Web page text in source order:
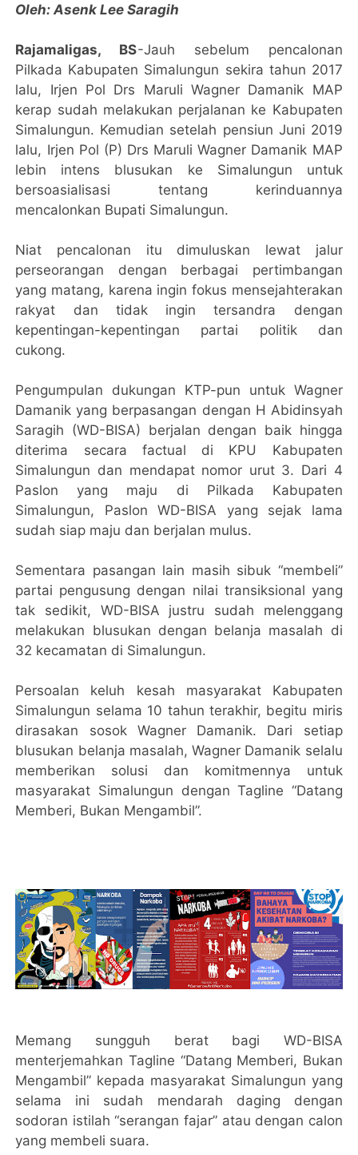
Oleh: Asenk Lee Saragih
Rajamaligas, BS-Jauh sebelum pencalonan
Pilkada Kabupaten Simalungun sekira tahun 2017
lalu, Irjen Pol Drs Maruli Wagner Damanik MAP
kerap sudah melakukan perjalanan ke Kabupaten
Simalungun. Kemudian setelah pensiun Juni 2019
lalu, Irjen Pol (P) Drs Maruli Wagner Damanik MAP
lebin intens blusukan ke Simalungun untuk
bersoasialisasi tentang kerinduannya
mencalonkan Bupati Simalungun.
Niat pencalonan itu dimuluskan lewat jalur
perseorangan dengan berbagai pertimbangan
yang matang, karena ingin fokus mensejahterakan
rakyat dan tidak ingin tersandra dengan
kepentingan-kepentingan partai politik dan
cukong.
Pengumpulan dukungan KTP-pun untuk Wagner
Damanik yang berpasangan dengan H Abidinsyah
Saragih (WD-BISA) berjalan dengan baik hingga
diterima secara factual di KPU Kabupaten
Simalungun dan mendapat nomor urut 3. Dari 4
Paslon yang maju di Pilkada Kabupaten
Simalungun, Paslon WD-BISA yang sejak lama
sudah siap maju dan berjalan mulus.
Sementara pasangan lain masih sibuk “membeli”
partai pengusung dengan nilai transiksional yang
tak sedikit, WD-BISA justru sudah melenggang
melakukan blusukan dengan belanja masalah di
32 kecamatan di Simalungun.
Persoalan keluh kesah masyarakat Kabupaten
Simalungun selama 10 tahun terakhir, begitu miris
dirasakan sosok Wagner Damanik. Dari setiap
blusukan belanja masalah, Wagner Damanik selalu
memberikan solusi dan komitmennya untuk
masyarakat Simalungun dengan Tagline “Datang
Memberi, Bukan Mengambil”.
Memang sungguh berat bagi WD-BISA
menterjemahkan Tagline “Datang Memberi, Bukan
Mengambil” kepada masyarakat Simalungun yang
selama ini sudah mendarah daging dengan
sodoran istilah “serangan fajar” atau dengan calon
yang membeli suara.